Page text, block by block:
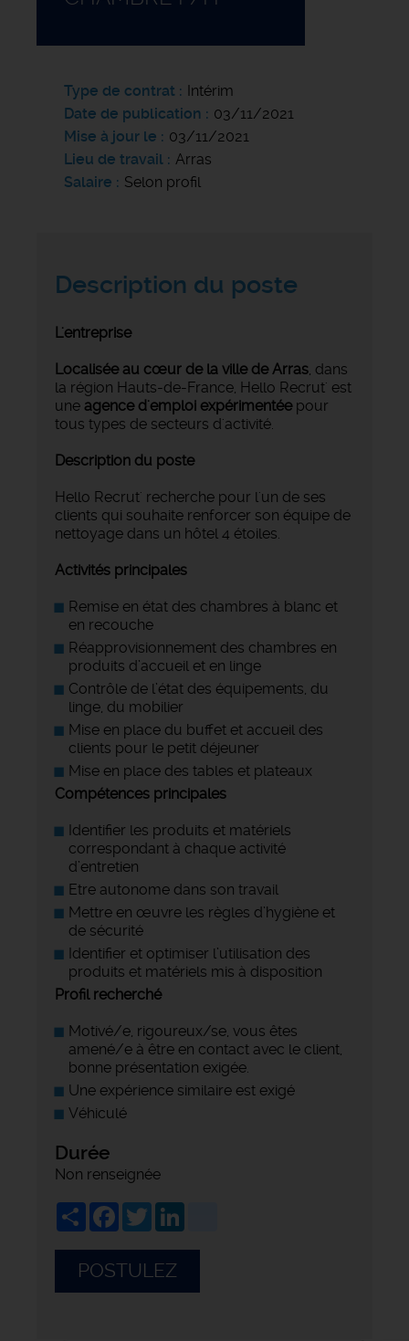
Type de contrat
Intérim
Date de publication
03/11/2021
Mise à jour le
03/11/2021
Lieu de travail
Arras
Salaire
Selon profil
Description du poste
L'entreprise
Localisée au cœur de la ville de Arras , dans
la région Hauts-de-France, Hello Recrut' est
une agence d'emploi expérimentéepour
tous types de secteurs d'activité.
Description du poste
Hello Recrut' recherche pour l'un de ses
clients qui souhaite renforcer son équipe de
nettoyage dans un hôtel 4 étoiles.
Activités principales
Remise en état des chambres à blanc et
en recouche
Réapprovisionnement des chambres en
produits d’accueil et en linge
Contrôle de l’état des équipements, du
linge, du mobilier
Mise en place du buffet et accueil des
clients pour le petit déjeuner
Mise en place des tables et plateaux
Compétences principales
Identifier les produits et matériels
correspondant à chaque activité
d’entretien
Etre autonome dans son travail
Mettre en œuvre les règles d’hygiène et
de sécurité
Identifier et optimiser l’utilisation des
produits et matériels mis à disposition
Profil recherché
Motivé/e, rigoureux/se, vous êtes
amené/e à être en contact avec le client,
bonne présentation exigée.
Une expérience similaire est exigé
Véhiculé
Durée
Non renseignée
ShareFacebook
Twitter
POSTULEZ